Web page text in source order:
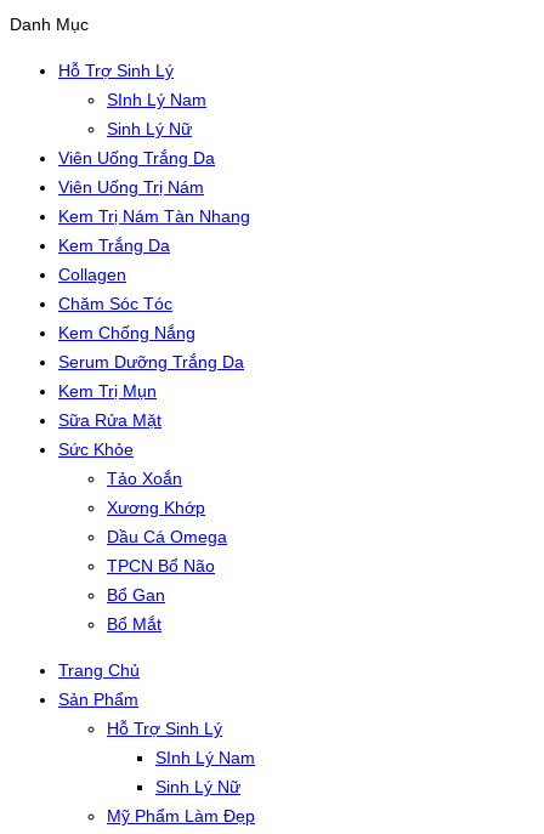
Danh Mục
Hỗ Trợ Sinh Lý
SInh Lý Nam
Sinh Lý Nữ
Viên Uống Trắng Da
Viên Uống Trị Nám
Kem Trị Nám Tàn Nhang
Kem Trắng Da
Collagen
Chăm Sóc Tóc
Kem Chống Nắng
Serum Dưỡng Trắng Da
Kem Trị Mụn
Sữa Rửa Mặt
Sức Khỏe
Tảo Xoắn
Xương Khớp
Dầu Cá Omega
TPCN Bổ Não
Bổ Gan
Bổ Mắt
Trang Chủ
Sản Phẩm
Hỗ Trợ Sinh Lý
SInh Lý Nam
Sinh Lý Nữ
Mỹ Phẩm Làm Đẹp